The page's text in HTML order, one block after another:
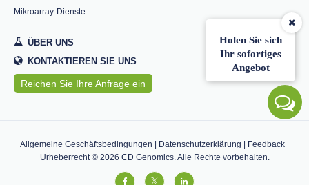
Holen Sie sich
Ihr sofortiges
Angebot
Mikroarray-Dienste
ÜBER UNS
KONTAKTIEREN SIE UNS
Reichen Sie Ihre Anfrage ein
Allgemeine Geschäftsbedingungen Datenschutzerklärung
Feedback
Urheberrecht © 2026 CD Genomics. Alle Rechte vorbehalten.